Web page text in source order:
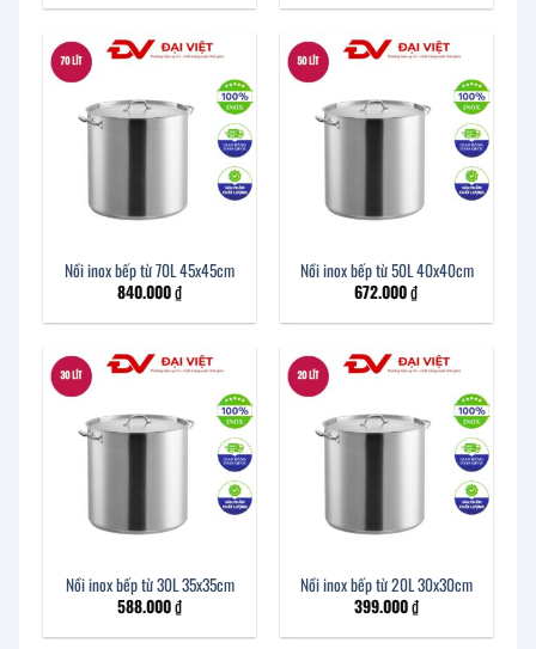
Nồi inox bếp từ 70L 45x45cm
840.000₫
Nồi inox bếp từ 50L 40x40cm
672.000₫
Nồi inox bếp từ 30L 35x35cm
588.000₫
Nồi inox bếp từ 20L 30x30cm
399.000₫